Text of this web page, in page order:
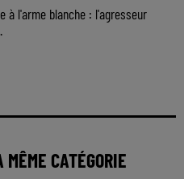
à l'arme blanche : l'agresseur
CATÉGORIE